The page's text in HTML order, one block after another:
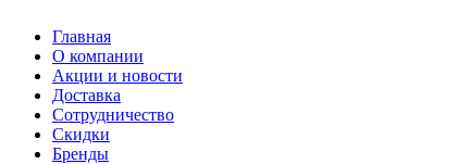
Главная
О компании
Акции и новости
Доставка
Сотрудничество
Скидки
Бренды